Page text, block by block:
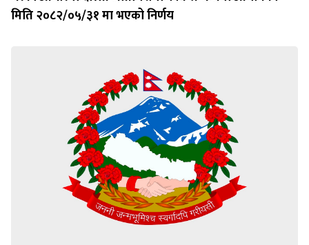
मिति २०८२/०५/३१ मा भएको निर्णय